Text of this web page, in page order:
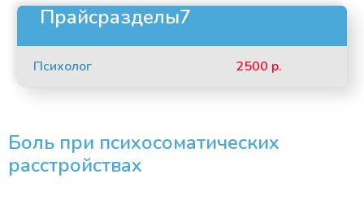
Прайсразделы7
Психолог 2500 р.
Боль при психосоматических
расстройствах